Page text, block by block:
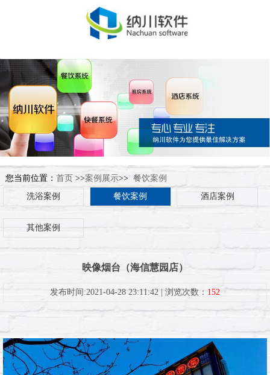
您当前位置： 首页 >>案例展示>> 餐饮案例
洗浴案例
餐饮案例 酒店案例
其他案例
映像烟台（海信慧园店）
发布时间:2021-04-28 23:11:42 | 浏览次数： 152